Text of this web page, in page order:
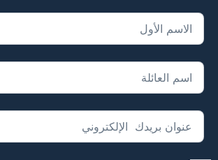
يشير "*" إلى الحقول المطلوبة